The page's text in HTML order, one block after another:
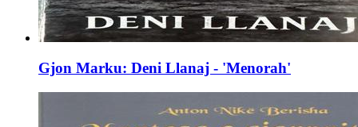
Gjon Marku: Deni Llanaj - 'Menorah'